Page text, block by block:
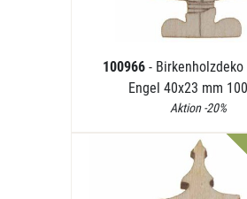
100966 -
Engel 40x23 mm
Aktion -20%